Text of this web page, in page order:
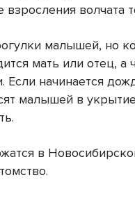
волчата
малышей, но
мать или отец,
Если начинается
малышей в
в